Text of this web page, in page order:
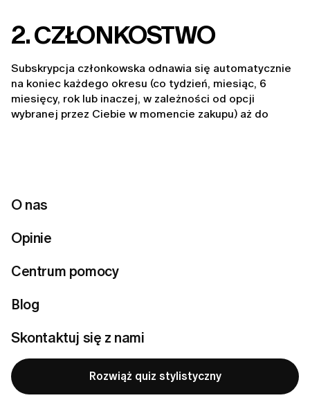
O nas
Opinie
Centrum pomocy
Blog
Skontaktuj się z nami
Rozwiąż quiz stylistyczny
2. CZŁONKOSTWO
Subskrypcja członkowska odnawia się automatycznie
na koniec każdego okresu (co tydzień, miesiąc, 6
miesięcy, rok lub inaczej, w zależności od opcji
wybranej przez Ciebie w momencie zakupu) aż do
korzyści.
W tym konkretnym miesiącu nie pobierzemy żadnych
miesiąca. Wybierając opcję „pomiń miesiąc”,
zachowasz wszystkie korzyści płynące z członkostwa,
ale nie otrzymasz punktów lojalnościowych za ten
miesiąc.
3. SALDO
W ramach programu członkowskiego Lumi, wyłącznie